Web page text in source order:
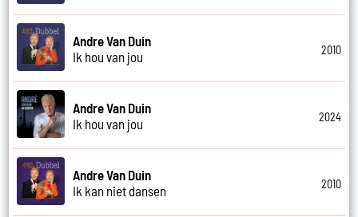
Andre Van Duin
Ik hou van jou
2010
Andre Van Duin
Ik hou van jou
2024
Andre Van Duin
Ik kan niet dansen
2010